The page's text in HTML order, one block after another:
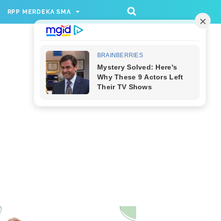
[336, 280], 'div-gpt-ad-1733174991559-
RPP MERDEKA SMA